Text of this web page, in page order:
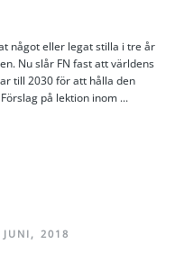
något eller legat stilla i tre år
Nu slår FN fast att världens
till 2030 för att hålla den
på lektion inom ...
JUNI, 2018